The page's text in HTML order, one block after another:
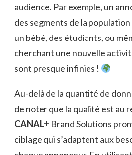
audience. Par exemple, un
des segments de la
un bébé, des étudiants, ou
cherchant une nouvelle
sont presque infinies !
Au-delà de la quantité de
de noter que la qualité est au
CANAL+ Brand Solutions
ciblage qui s’adaptent aux